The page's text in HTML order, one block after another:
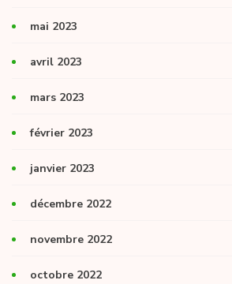
mai 2023
avril 2023
mars 2023
février 2023
janvier 2023
décembre 2022
novembre 2022
octobre 2022